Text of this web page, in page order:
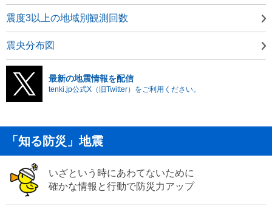
震度3以上の地域別観測回数
震央分布図
最新の地震情報を配信
tenki.jp公式X（旧Twitter）をご利用ください。
「知る防災」地震
いざという時にあわてないために
確かな情報と行動で防災力アップ